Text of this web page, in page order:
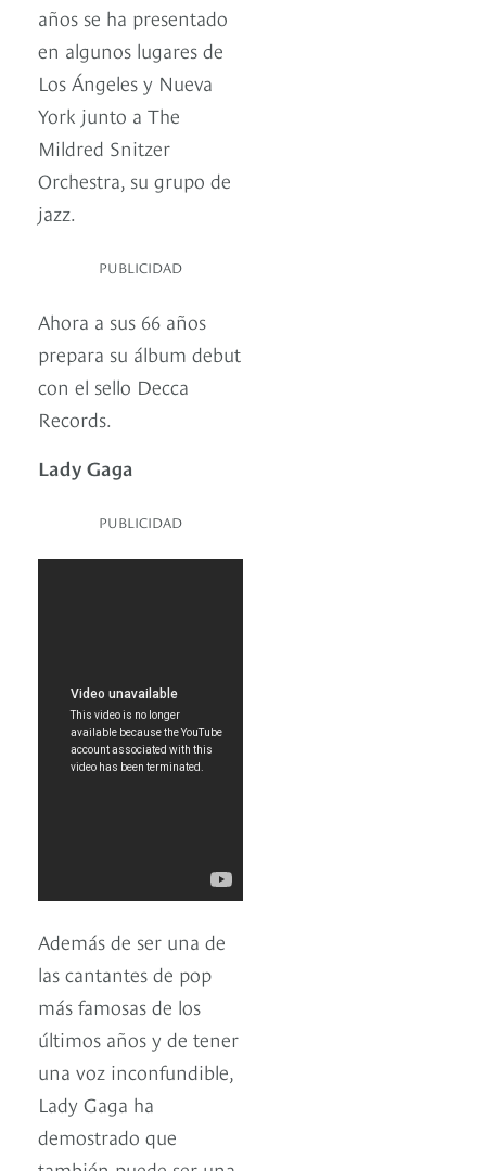
años se ha presentado
en algunos lugares de
Los Ángeles y Nueva
York junto a The
Mildred Snitzer
Orchestra, su grupo de
jazz.
PUBLICIDAD
Ahora a sus 66 años
prepara su álbum debut
con el sello Decca
Records.
Lady Gaga
PUBLICIDAD
Además de ser una de
las cantantes de pop
más famosas de los
últimos años y de tener
una voz inconfundible,
Lady Gaga ha
demostrado que